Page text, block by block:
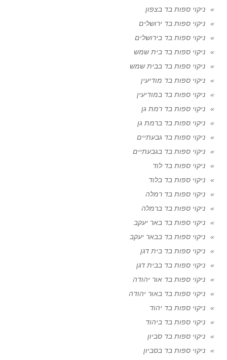
ניקוי ספות בד בצפון
ניקוי ספות בד ירושלים
ניקוי ספות בד בירושלים
ניקוי ספות בד בית שמש
ניקוי ספות בד בבית שמש
ניקוי ספות בד מודיעין
ניקוי ספות בד במודיעין
ניקוי ספות בד רמת גן
ניקוי ספות בד ברמת גן
ניקוי ספות בד גבעתיים
ניקוי ספות בד בגבעתיים
ניקוי ספות בד לוד
ניקוי ספות בד בלוד
ניקוי ספות בד רמלה
ניקוי ספות בד ברמלה
ניקוי ספות בד באר יעקב
ניקוי ספות בד בבאר יעקב
ניקוי ספות בד בית דגן
ניקוי ספות בד בבית דגן
ניקוי ספות בד אור יהודה
ניקוי ספות בד באור יהודה
ניקוי ספות בד יהוד
ניקוי ספות בד ביהוד
ניקוי ספות בד סביון
ניקוי ספות בד בסביון